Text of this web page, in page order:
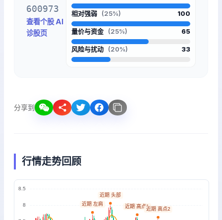
600973
查看个股 AI
诊股页
相对强弱 (25%) 100
量价与资金 (25%) 65
风险与扰动 (20%) 33
分享到
行情走势回顾